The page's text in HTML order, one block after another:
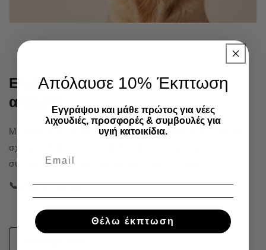
Είμαστε δίπλα σου για κάθε
απορία
Μη διστάσεις να μας καλέσεις για οποιαδήποτε απορία
σχετικά με τον καλύτερό σου φίλο. Οι έμπειροι
συνεργάτες μας θα σου λύσουν κάθε απορία.
📞 215 215 91 41
Απόλαυσε 10% Έκπτωση
Εγγράψου και μάθε πρώτος για νέες
λιχουδιές, προσφορές & συμβουλές για
υγιή κατοικίδια.
Θέλω έκπτωση